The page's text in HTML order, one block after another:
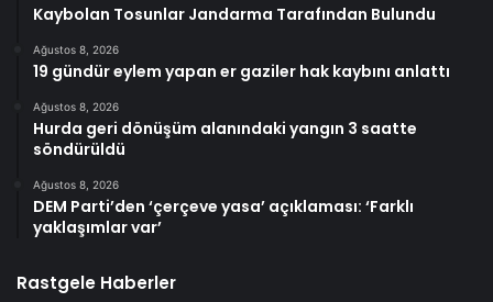
Kaybolan Tosunlar Jandarma Tarafından Bulundu
Ağustos 8, 2026
19 gündür eylem yapan er gaziler hak kaybını anlattı
Ağustos 8, 2026
Hurda geri dönüşüm alanındaki yangın 3 saatte
söndürüldü
Ağustos 8, 2026
DEM Parti’den ‘çerçeve yasa’ açıklaması: ‘Farklı
yaklaşımlar var’
Rastgele Haberler